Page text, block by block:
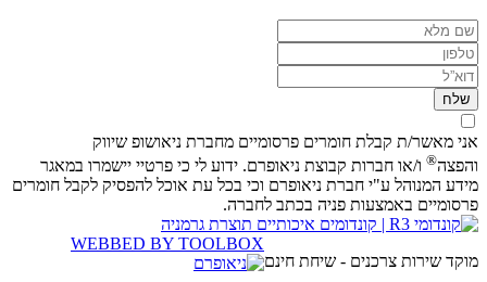
שם
מלא
טלפון
דוא"ל
אני מאשר/ת קבלת חומרים פרסומיים מחברת ניאושופ שיווק
והפצה® ו/או חברות קבוצת ניאופרם. ידוע לי כי פרטיי יישמרו במאגר
מידע המנוהל ע"י חברת ניאופרם וכי בכל עת אוכל להפסיק לקבל חומרים
פרסומיים באמצעות פניה בכתב לחברה.
מוקד שירות צרכנים - שיחת חינם
R3
באינסטגרם
R3
בפייסבוק
R3
ביו-טיוב
WEBBED BY TOOLBOX